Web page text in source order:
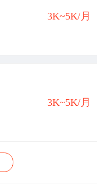
3K~5K/月
3K~5K/月